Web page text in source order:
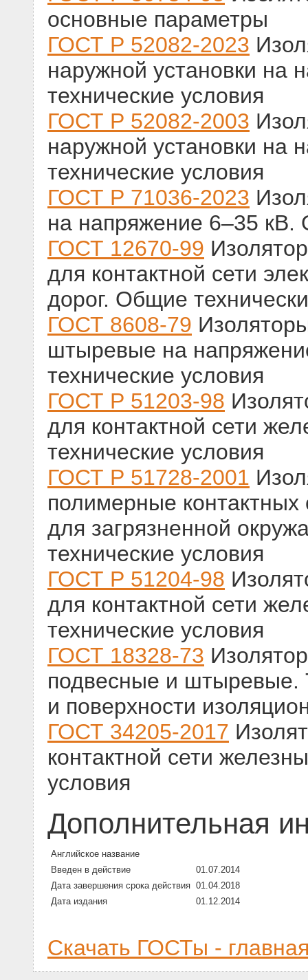
основные параметры
ГОСТ Р 52082-2023
наружной установки на
технические условия
ГОСТ Р 52082-2003
наружной установки на
технические условия
ГОСТ Р 71036-2023
на напряжение 6–35 кВ.
ГОСТ 12670-99
для контактной сети
дорог. Общие
ГОСТ 8608-79
штыревые на
технические условия
ГОСТ Р 51203-98
для контактной сети
технические условия
ГОСТ Р 51728-2001
полимерные контактных
для загрязненной
технические условия
ГОСТ Р 51204-98
для контактной сети
технические условия
ГОСТ 18328-73
подвесные и штыревые.
и поверхности
ГОСТ 34205-2017
контактной сети
условия
Дополнительная
Английское название
Введен в действие
01.07.2014
Дата завершения срока действия 01.04.2018
Дата издания
01.12.2014
Скачать ГОСТы -